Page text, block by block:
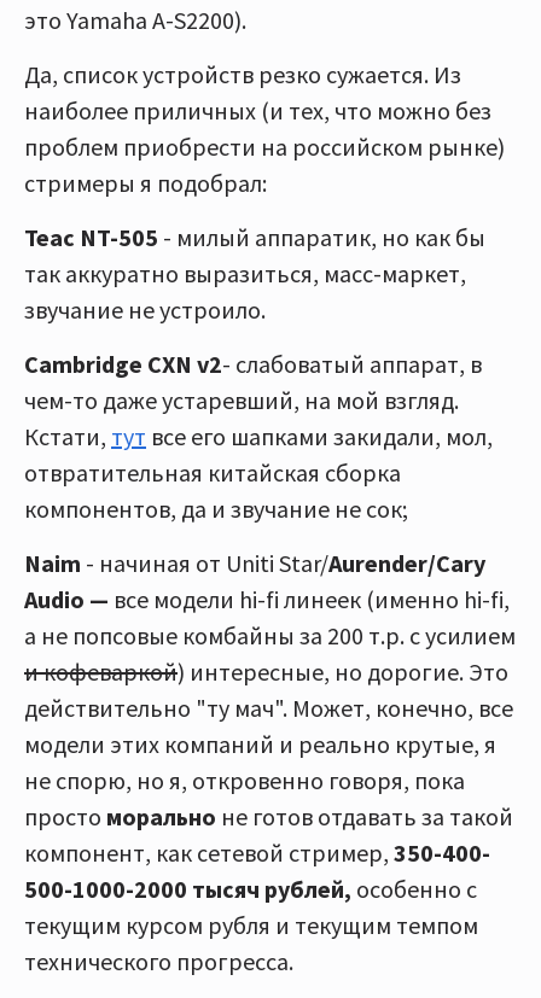
это Yamaha A-S2200).
Да, список устройств резко сужается. Из
наиболее приличных (и тех, что можно без
проблем приобрести на российском рынке)
стримеры я подобрал:
Teac NT-505 - милый аппаратик, но как бы
так аккуратно выразиться, масс-маркет,
звучание не устроило.
Cambridge СХN v2- слабоватый аппарат, в
чем-то даже устаревший, на мой взгляд.
Кстати, тут все его шапками закидали, мол,
отвратительная китайская сборка
компонентов, да и звучание не сок;
Naim - начиная от Uniti Star/Aurender/Cary
Audio — все модели hi-fi линеек (именно hi-fi,
а не попсовые комбайны за 200 т.р. с усилием
и кофеваркой) интересные, но дорогие. Это
действительно "ту мач". Может, конечно, все
модели этих компаний и реально крутые, я
не спорю, но я, откровенно говоря, пока
просто морально не готов отдавать за такой
компонент, как сетевой стример, 350-400-
500-1000-2000 тысяч рублей, особенно с
текущим курсом рубля и текущим темпом
технического прогресса.